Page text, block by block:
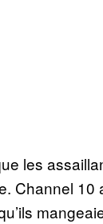
les
Channel